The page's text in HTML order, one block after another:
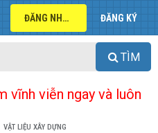
ĐĂNG NHẬP ĐĂNG KÝ
TÌM
vĩnh viễn ngay và luôn
VẬT LIỆU XÂY DỰNG